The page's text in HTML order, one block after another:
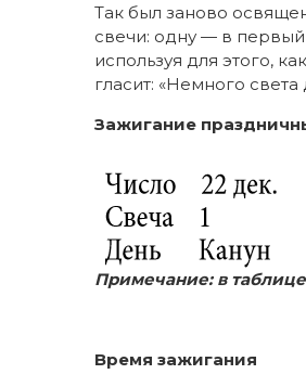
Так был заново
свечи: одну — в
используя для этого,
гласит: «Немного
Зажигание
Примечание: в
Время зажигания